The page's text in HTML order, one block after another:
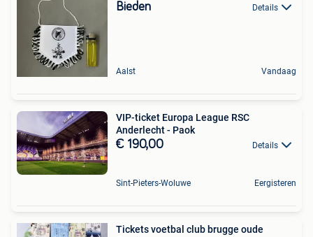
Bieden Details
Aalst Vandaag
VIP-ticket Europa League RSC
Anderlecht - Paok
€ 190,00 Details
Sint-Pieters-Woluwe Eergisteren
Tickets voetbal club brugge oude